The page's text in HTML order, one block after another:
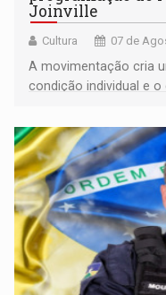
Joinville
Cultura 07 de
A movimentação cria
condição individual e o